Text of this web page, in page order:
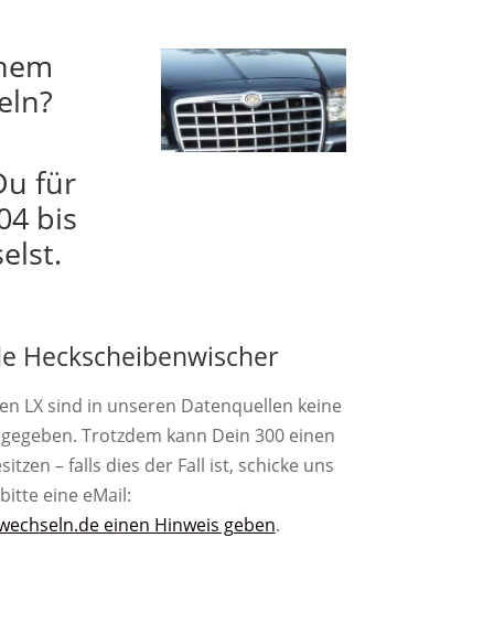
für
bis
Heckscheibenwischer
LX sind in unseren Datenquellen keine
Trotzdem kann Dein 300 einen
– falls dies der Fall ist, schicke uns
bitte eine eMail:
einen Hinweis geben.